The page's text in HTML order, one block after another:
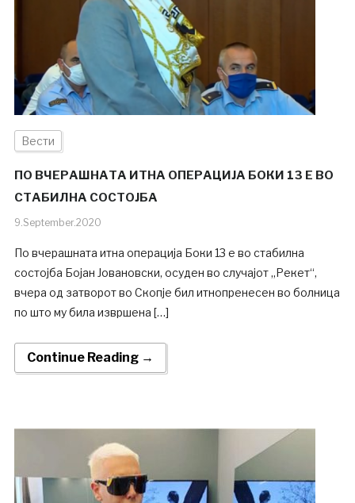
Вести
ПО ВЧЕРАШНАТА ИТНА ОПЕРАЦИЈА БОКИ 13 Е ВО
СТАБИЛНА СОСТОЈБА
9.September.2020
По вчерашната итна операција Боки 13 е во стабилна
состојба Бојан Јовановски, осуден во случајот „Рекет“,
вчера од затворот во Скопје бил итнопренесен во болница
по што му била извршена […]
Continue Reading →